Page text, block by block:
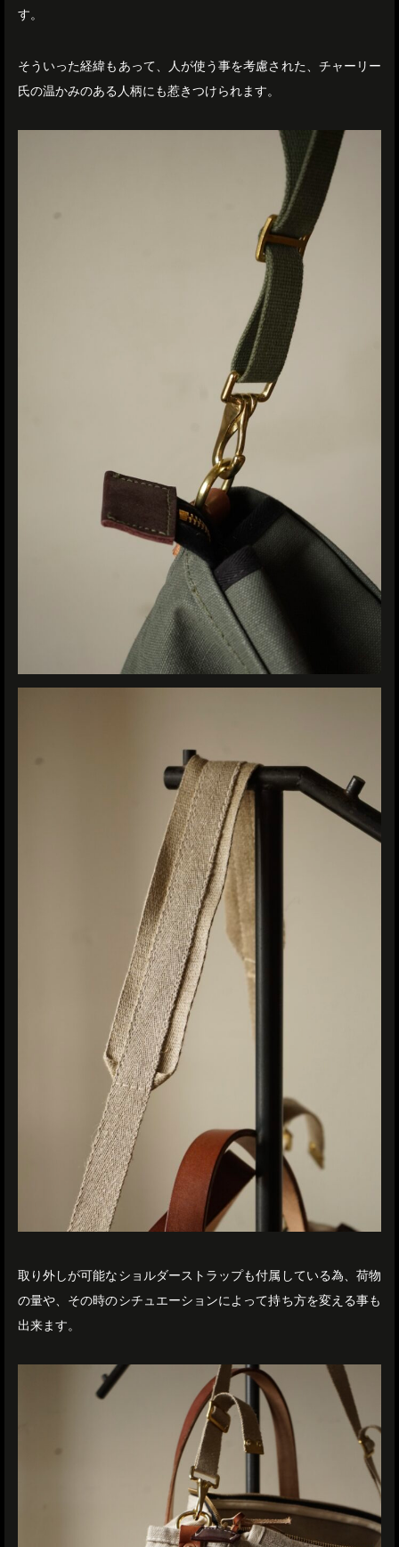
す。
そういった経緯もあって、人が使う事を考慮された、チャーリー
氏の温かみのある人柄にも惹きつけられます。
取り外しが可能なショルダーストラップも付属している為、荷物
の量や、その時のシチュエーションによって持ち方を変える事も
出来ます。